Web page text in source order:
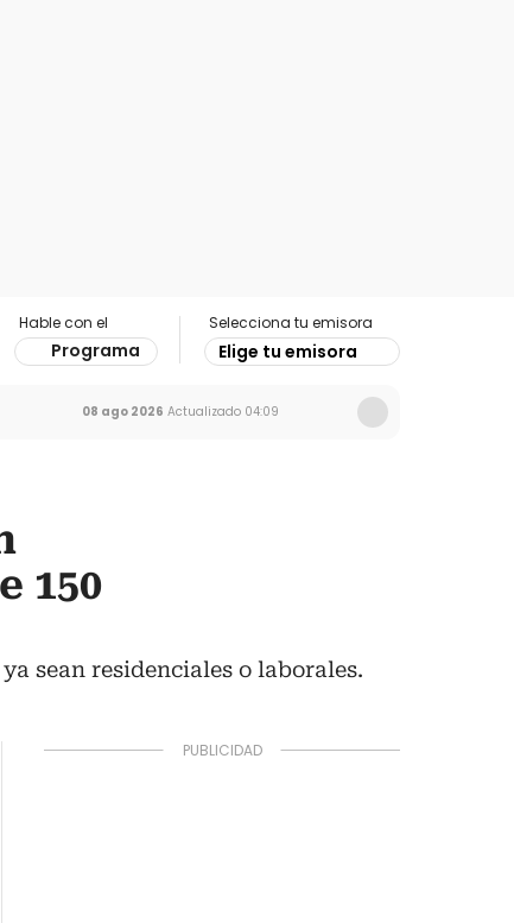
Hable con el
Programa
Selecciona tu emisora
Elige tu emisora
08 ago 2026 Actualizado 04:09
150
sean residenciales o laborales.